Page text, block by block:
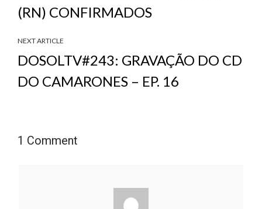
(RN) CONFIRMADOS
NEXT ARTICLE
DOSOLTV#243: GRAVAÇÃO DO CD
DO CAMARONES – EP. 16
1 Comment